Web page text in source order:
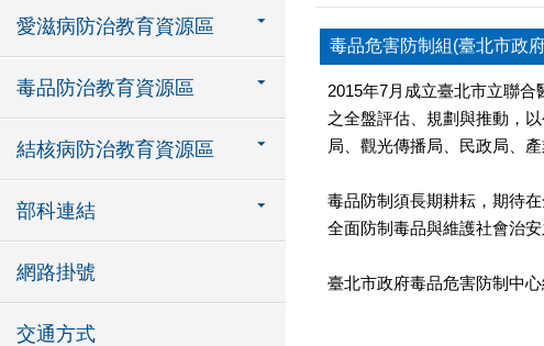
愛滋病防治教育資源區
毒品防治教育資源區
結核病防治教育資源區
部科連結
網路掛號
交通方式
毒品危害防制組(臺北市政
2015年7月成立臺北市立聯
之全盤評估、規劃與推動，
局、觀光傳播局、民政局、
毒品防制須長期耕耘，期待
全面防制毒品與維護社會治安
臺北市政府毒品危害防制中